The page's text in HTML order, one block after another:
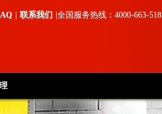
联系我们 |全国服务热线：4000-663-518